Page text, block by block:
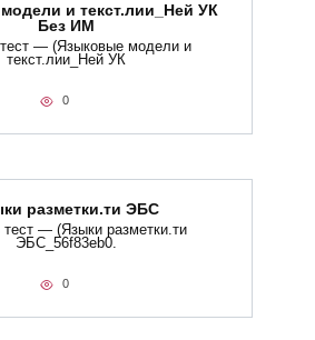
и текст.лии_Ней УК
Без ИМ
— (Языковые модели и
текст.лии_Ней УК
0
разметки.ти​ ЭБС
тест — (Языки разметки.ти​
ЭБС_56f83eb0.
0